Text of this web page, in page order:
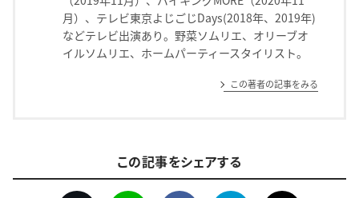
月）、テレビ東京よじごじDays(2018年、2019年)
などテレビ出演あり。野菜ソムリエ、オリーブオ
イルソムリエ、ホームパーティースタイリスト。
この著者の記事をみる
この記事をシェアする